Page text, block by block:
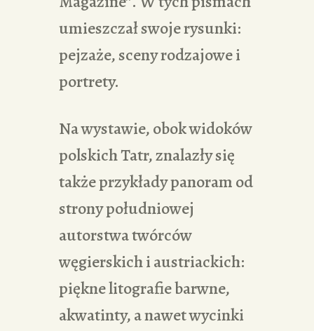
umieszczał swoje rysunki:
pejzaże, sceny rodzajowe i
portrety.
Na wystawie, obok widoków
polskich Tatr, znalazły się
także przykłady panoram od
strony południowej
autorstwa twórców
węgierskich i austriackich:
piękne litografie barwne,
akwatinty, a nawet wycinki